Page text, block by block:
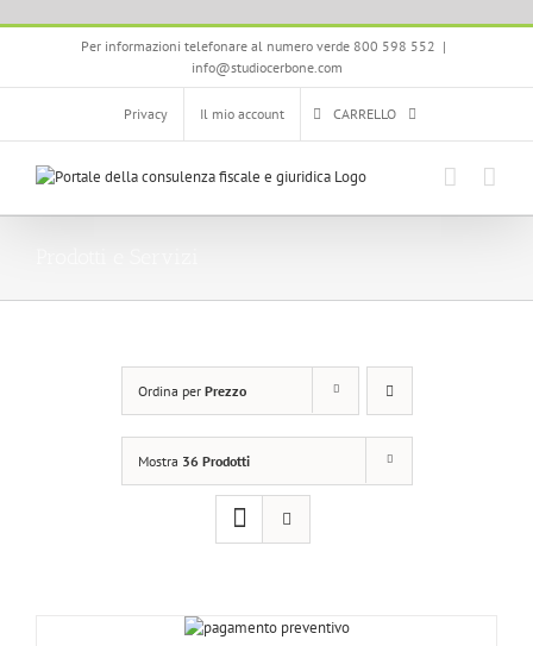
Salta
Per informazioni telefonare al numero verde 800 598 552 |
info@studiocerbone.com
Privacy Il mio account CARRELLO
Ordina per Prezzo
Mostra 36 Prodotti